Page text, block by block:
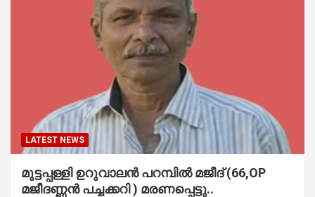
LATEST NEWS
മുട്ടപ്പള്ളി ഉറുവാലൻ പറമ്പിൽ മജീദ് (66,OP
മജീദണ്ണൻ പച്ചക്കറി ) മരണപ്പെട്ടു..